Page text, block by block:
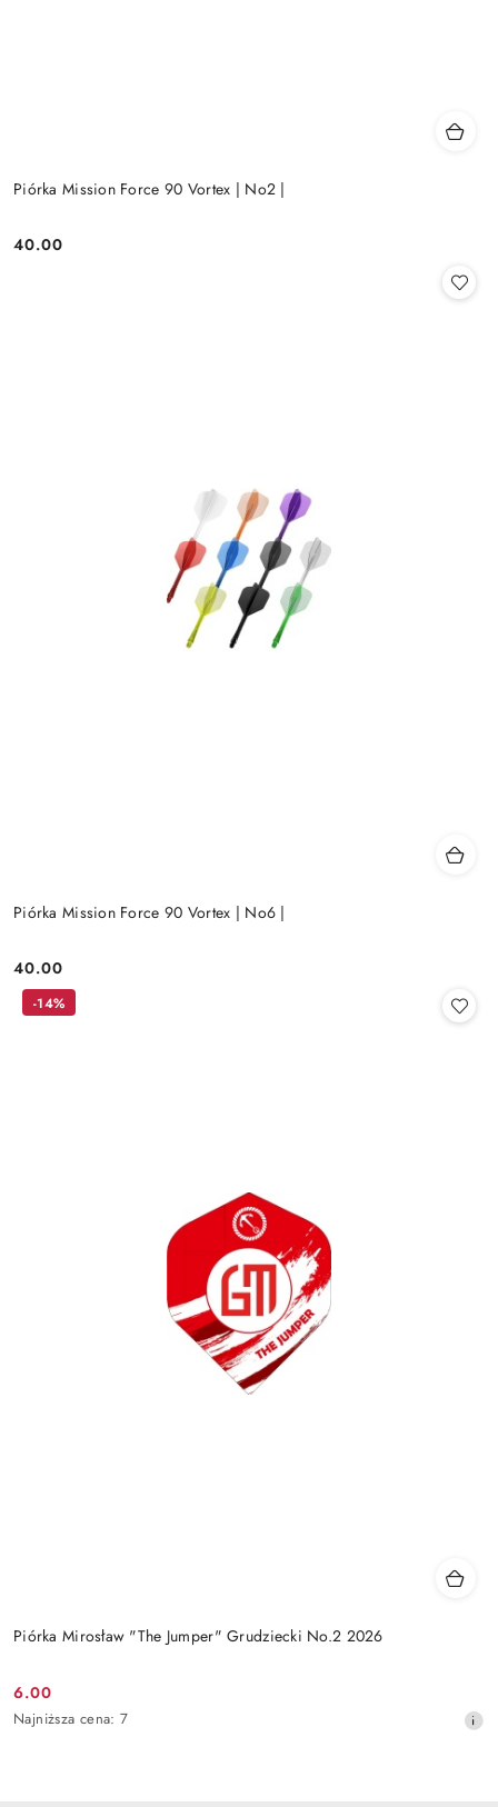
Piórka Mission Force 90 Vortex | No2 |
Cena:
40.00
Piórka Mission Force 90 Vortex | No6 |
Cena:
40.00
Piórka Mirosław "The Jumper" Grudziecki No.2 2026
Cena
promocyjna:
6.00
Najniższa
Najniższa cena: 7
-14%